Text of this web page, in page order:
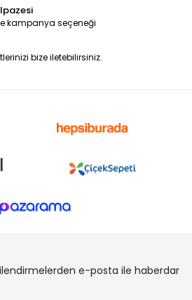
kampanya seçeneği
bize iletebilirsiniz.
e-posta ile haberdar